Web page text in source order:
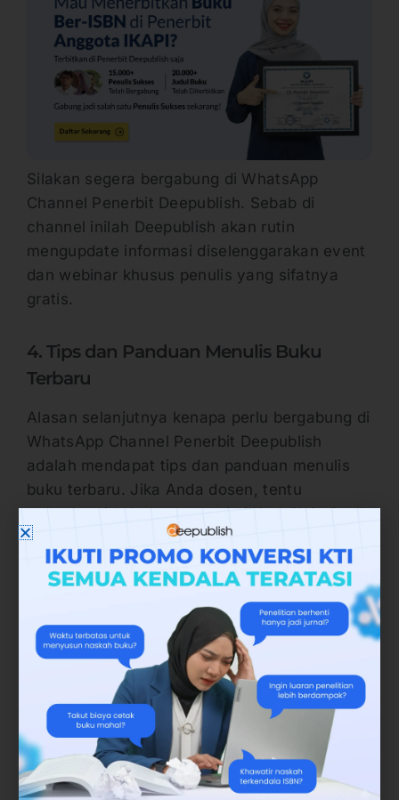
Silakan segera bergabung di WhatsApp
Channel Penerbit Deepublish. Sebab di
channel inilah Deepublish akan rutin
mengupdate informasi diselenggarakan event
dan webinar khusus penulis yang sifatnya
gratis.
4. Tips dan Panduan Menulis Buku
Terbaru
Alasan selanjutnya kenapa perlu bergabung di
WhatsApp Channel Penerbit Deepublish
adalah mendapat tips dan panduan menulis
buku terbaru. Jika Anda dosen, tentu
memahami bahwa aturan dari Kemdiktisaintek
bisa berubah sewaktu-waktu.
Maka, Deepublish membantu memberikan tips
dan buku panduan untuk menulis buku sesuai
dengan kebijakan terbaru dari Ditjen Dikti.
Supaya tidak ketinggalan tips dan panduan
ini, Anda bisa bergabung di WhatsApp
Channel yang disediakan.
Bagi para dosen, mahasiswa, dan kalangan
penulis profesional yang ingin mengakses
berbagai keuntungan di atas, silakan masuk